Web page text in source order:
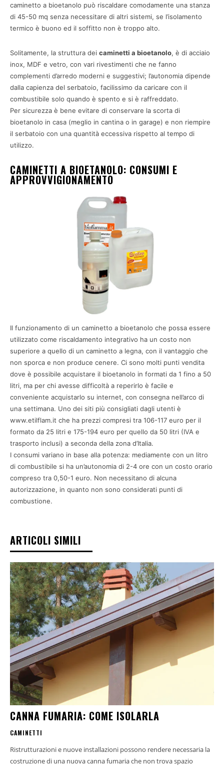
caminetto a bioetanolo può riscaldare comodamente una stanza
di 45-50 mq senza necessitare di altri sistemi, se l’isolamento
termico è buono ed il soffitto non è troppo alto.
Solitamente, la struttura dei caminetti a bioetanolo, è di acciaio
inox, MDF e vetro, con vari rivestimenti che ne fanno
complementi d’arredo moderni e suggestivi; l’autonomia dipende
dalla capienza del serbatoio, facilissimo da caricare con il
combustibile solo quando è spento e si è raffreddato.
Per sicurezza è bene evitare di conservare la scorta di
bioetanolo in casa (meglio in cantina o in garage) e non riempire
il serbatoio con una quantità eccessiva rispetto al tempo di
utilizzo.
CAMINETTI A BIOETANOLO: CONSUMI E
APPROVVIGIONAMENTO
Il funzionamento di un caminetto a bioetanolo che possa essere
utilizzato come riscaldamento integrativo ha un costo non
superiore a quello di un caminetto a legna, con il vantaggio che
non sporca e non produce cenere. Ci sono molti punti vendita
dove è possibile acquistare il bioetanolo in formati da 1 fino a 50
litri, ma per chi avesse difficoltà a reperirlo è facile e
conveniente acquistarlo su internet, con consegna nell’arco di
una settimana. Uno dei siti più consigliati dagli utenti è
www.etilflam.it che ha prezzi compresi tra 106-117 euro per il
formato da 25 litri e 175-194 euro per quello da 50 litri (IVA e
trasporto inclusi) a seconda della zona d’Italia.
I consumi variano in base alla potenza: mediamente con un litro
di combustibile si ha un’autonomia di 2-4 ore con un costo orario
compreso tra 0,50-1 euro. Non necessitano di alcuna
autorizzazione, in quanto non sono considerati punti di
combustione.
ARTICOLI SIMILI
CANNA FUMARIA: COME ISOLARLA
CAMINETTI
Ristrutturazioni e nuove installazioni possono rendere necessaria la
costruzione di una nuova canna fumaria che non trova spazio